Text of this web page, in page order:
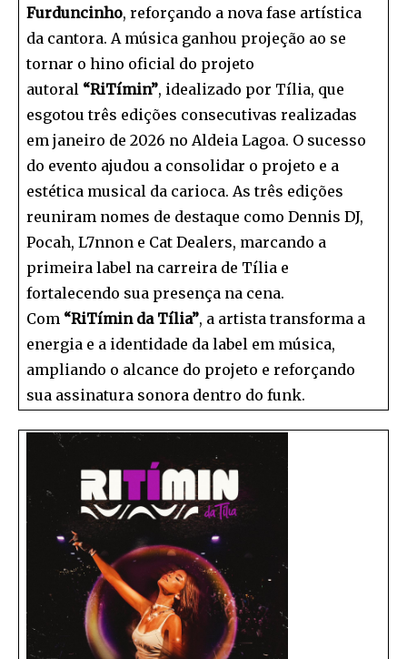
Furduncinho, reforçando a nova fase artística
da cantora. A música ganhou projeção ao se
tornar o hino oficial do projeto
autoral “RiTímin”, idealizado por Tília, que
esgotou três edições consecutivas realizadas
em janeiro de 2026 no Aldeia Lagoa. O sucesso
do evento ajudou a consolidar o projeto e a
estética musical da carioca. As três edições
reuniram nomes de destaque como Dennis DJ,
Pocah, L7nnon e Cat Dealers, marcando a
primeira label na carreira de Tília e
fortalecendo sua presença na cena.
Com “RiTímin da Tília”, a artista transforma a
energia e a identidade da label em música,
ampliando o alcance do projeto e reforçando
sua assinatura sonora dentro do funk.